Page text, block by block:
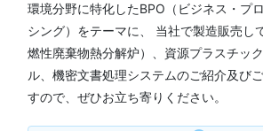
環境分野に特化したBPO（ビジネス・プ
シング）をテーマに、 当社で製造販売し
燃性廃棄物熱分解炉）、資源プラスチッ
ル、機密文書処理システムのご紹介及び
すので、ぜひお立ち寄りください。